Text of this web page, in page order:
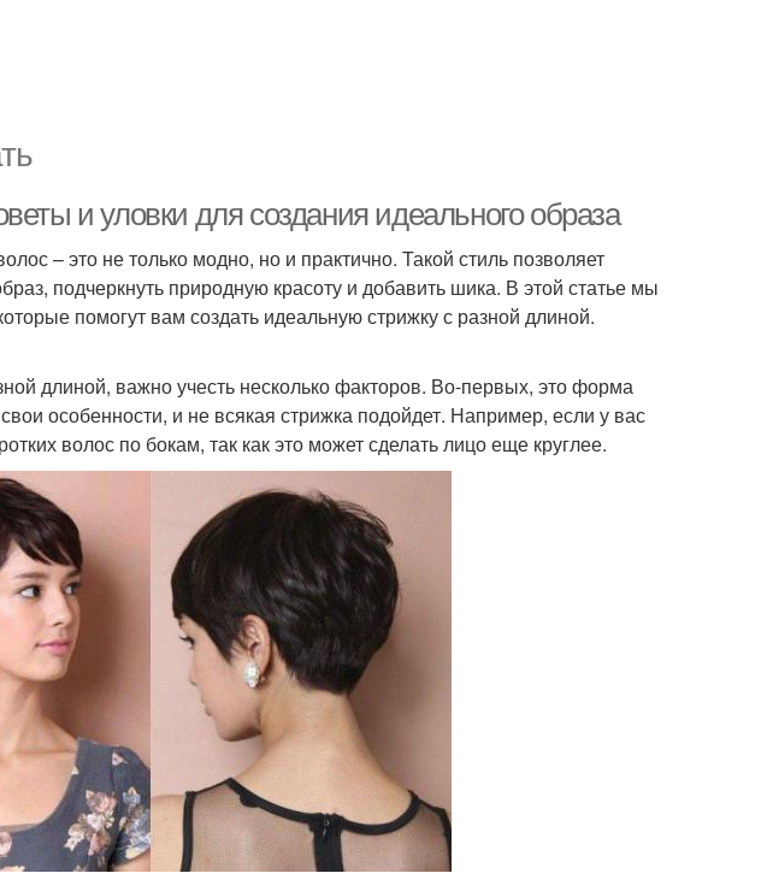
и уловки для создания идеального образа
– это не только модно, но и практично. Такой стиль позволяет
подчеркнуть природную красоту и добавить шика. В этой статье мы
помогут вам создать идеальную стрижку с разной длиной.
длиной, важно учесть несколько факторов. Во-первых, это форма
особенности, и не всякая стрижка подойдет. Например, если у вас
волос по бокам, так как это может сделать лицо еще круглее.